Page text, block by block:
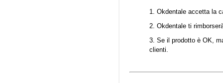
1. Okdentale accetta la
2. Okdentale ti
3. Se il prodotto è OK,
clienti.